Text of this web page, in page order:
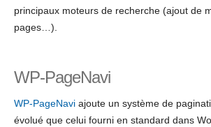
principaux moteurs de recherche (ajout de
pages…).
WP-PageNavi
WP-PageNavi ajoute un système de
évolué que celui fourni en standard dans